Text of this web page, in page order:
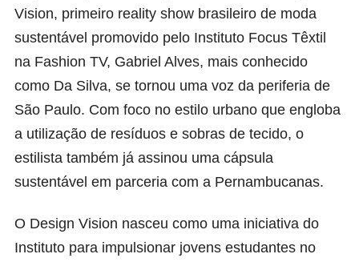
Vision, primeiro reality show brasileiro de moda
sustentável promovido pelo Instituto Focus Têxtil
na Fashion TV, Gabriel Alves, mais conhecido
como Da Silva, se tornou uma voz da periferia de
São Paulo. Com foco no estilo urbano que engloba
a utilização de resíduos e sobras de tecido, o
estilista também já assinou uma cápsula
sustentável em parceria com a Pernambucanas.
O Design Vision nasceu como uma iniciativa do
Instituto para impulsionar jovens estudantes no